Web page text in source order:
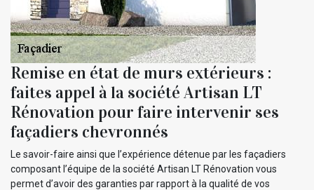
Remise en état de murs extérieurs :
faites appel à la société Artisan LT
Rénovation pour faire intervenir ses
façadiers chevronnés
Le savoir-faire ainsi que l’expérience détenue par les façadiers
composant l’équipe de la société Artisan LT Rénovation vous
permet d’avoir des garanties par rapport à la qualité de vos